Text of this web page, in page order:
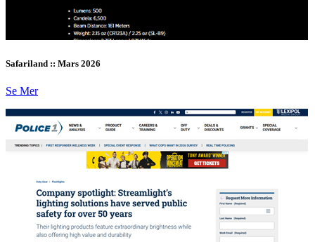
Safariland :: Mars 2026
Se Mer